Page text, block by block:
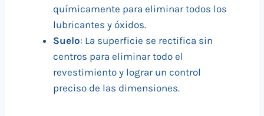
químicamente para eliminar todos los
lubricantes y óxidos.
Suelo: La superficie se rectifica sin
centros para eliminar todo el
revestimiento y lograr un control
preciso de las dimensiones.